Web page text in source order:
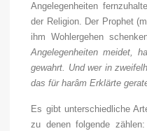
Angelegenheiten
der Religion. Der Prophet
ihm Wohlergehen
Angelegenheiten meidet,
gewahrt. Und wer in
das für harâm Erklärte
Es gibt unterschiedliche
zu denen folgende